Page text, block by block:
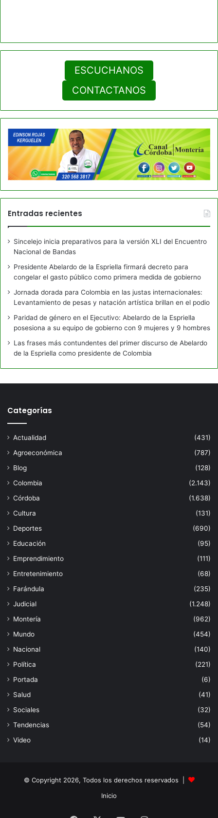
ESCUCHANOS
CONTACTANOS
Entradas recientes
Sincelejo inicia preparativos para la versión XLI del Encuentro
Nacional de Bandas
Presidente Abelardo de la Espriella firmará decreto para
congelar el gasto público como primera medida de gobierno
Jornada dorada para Colombia en las justas internacionales:
Levantamiento de pesas y natación artística brillan en el podio
Paridad de género en el Ejecutivo: Abelardo de la Espriella
posesiona a su equipo de gobierno con 9 mujeres y 9 hombres
Las frases más contundentes del primer discurso de Abelardo
de la Espriella como presidente de Colombia
Categorías
Actualidad
(431)
Agroeconómica
(787)
Blog
(128)
Colombia
(2.143)
Córdoba
(1.638)
Cultura
(131)
Deportes
(690)
Educación
(95)
Emprendimiento
(111)
Entretenimiento
(68)
Farándula
(235)
Judicial
(1.248)
Montería
(962)
Mundo
(454)
Nacional
(140)
Política
(221)
Portada
(6)
Salud
(41)
Sociales
(32)
Tendencias
(54)
Video
(14)
© Copyright 2026, Todos los derechos reservados |
Inicio